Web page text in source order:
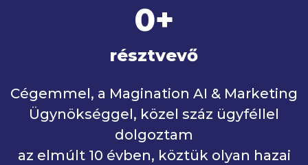
résztvevő
0+
Cégemmel, a Magination AI & Marketing
Ügynökséggel, közel száz ügyféllel
dolgoztam
az elmúlt 10 évben, köztük olyan hazai